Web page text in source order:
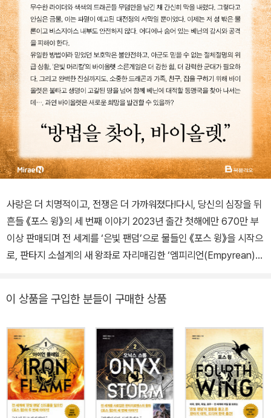
사랑은 더 치명적이고, 전쟁은 더 가까워졌다!다시, 당신의 심장을 뒤
흔들 《포스 윙》의 세 번째 이야기 2023년 출간 첫해에만 670만 부
이상 판매되며 전 세계를 ‘은빛 팬덤’으로 물들인 《포스 윙》을 시작으
로, 판타지 소설계의 새 왕좌로 자리매김한 ‘엠피리언(Empyrean)
모두 차지하는 쾌거와 함께 미국에서 단기간에 가장 많이 팔린 책으
를 뛰어넘어 변치 않는 인기와 독자들의 열렬한 지지를 증명해 또 한
번 세계를 놀라게 했다. 죽거나 졸업하는 두 가지 엔딩뿐인 무자비한
바스지아스 군사학교에 타의로 오게 된 작고 약한 ‘은빛 머리칼’의 바
이올렛이 ‘드래곤 라이더’로 살아남기 위한 생존 투쟁을 그린 《포스
윙》은 “이제껏 본 적 없는 압도적인 로맨스판타지”라는 호평을 받으
이 상품을 구입한 분들이 구매한 상품